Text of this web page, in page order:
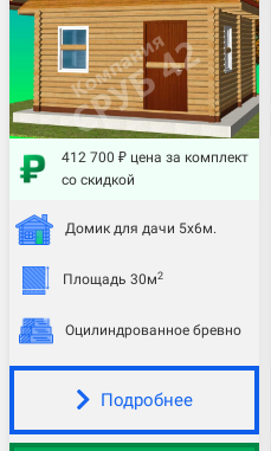
412 700 ₽ цена за комплект
со скидкой
Домик для дачи 5х6м.
Площадь 30м2
Оцилиндрованное бревно
Подробнее